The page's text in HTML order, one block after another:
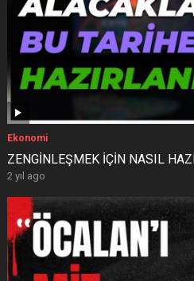
Ekonomi
ZENGİNLEŞMEK İÇİN NASIL
2 yıl ago